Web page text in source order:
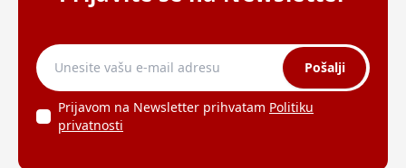
Pošalji
Prijavom na Newsletter prihvatam Politiku
privatnosti